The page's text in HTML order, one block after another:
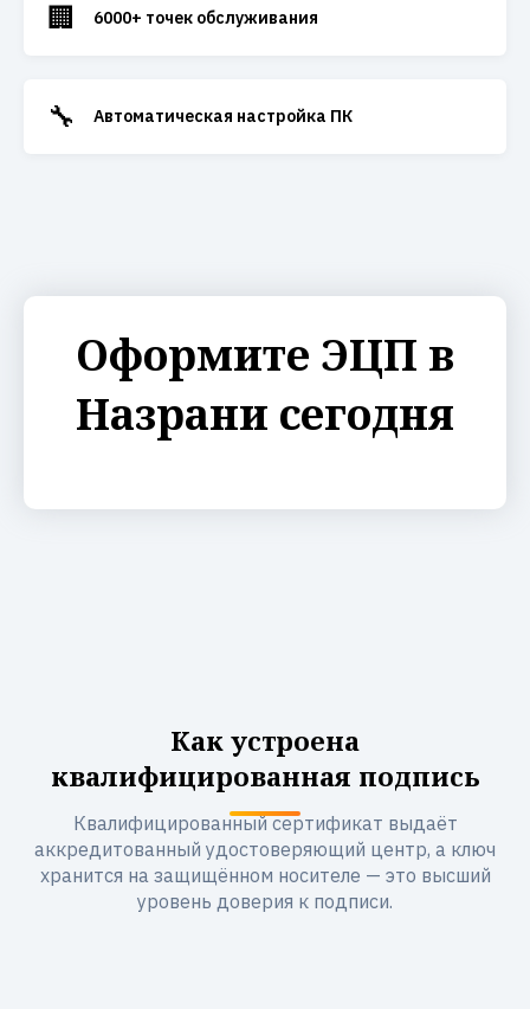
🏢 6000+ точек обслуживания
🔧 Автоматическая настройка ПК
Оформите ЭЦП в
Назрани сегодня
Как устроена
квалифицированная подпись
Квалифицированный сертификат выдаёт
аккредитованный удостоверяющий центр, а ключ
хранится на защищённом носителе — это высший
уровень доверия к подписи.